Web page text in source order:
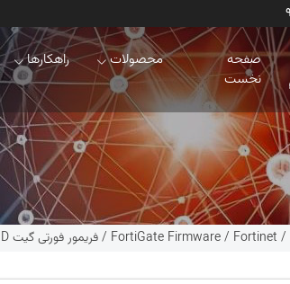
صفحه
نخست
محصولات راهکارها
/
Fortinet
/
FortiGate Firmware
/فریمور فورتی گیت FG-1500D ورژن 5.4.1